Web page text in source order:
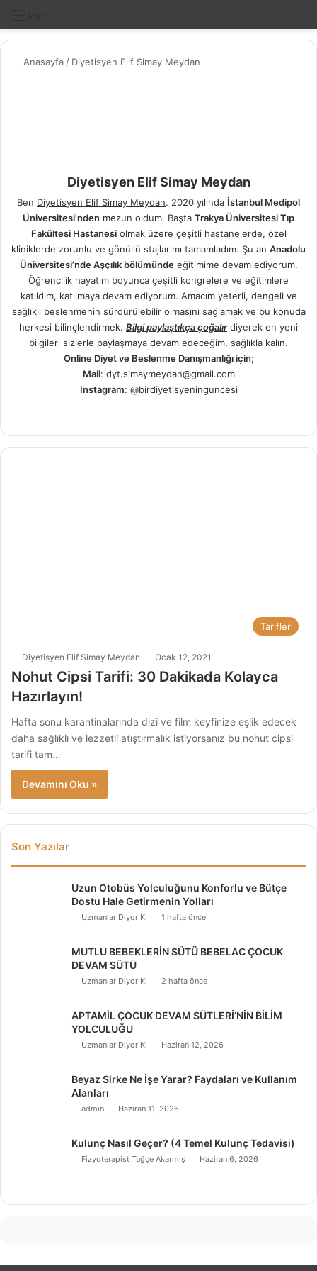
Anasayfa / Diyetisyen Elif Simay Meydan
Diyetisyen Elif Simay Meydan
Ben Diyetisyen Elif Simay Meydan. 2020 yılında İstanbul Medipol
Üniversitesi'nden mezun oldum. Başta Trakya Üniversitesi Tıp
Fakültesi Hastanesiolmak üzere çeşitli hastanelerde, özel
kliniklerde zorunlu ve gönüllü stajlarımı tamamladım. Şu an Anadolu
Üniversitesi’nde Aşçılık bölümündeeğitimime devam ediyorum.
Öğrencilik hayatım boyunca çeşitli kongrelere ve eğitimlere
katıldım, katılmaya devam ediyorum. Amacım yeterli, dengeli ve
sağlıklı beslenmenin sürdürülebilir olmasını sağlamak ve bu konuda
herkesi bilinçlendirmek. Bilgi paylaştıkça çoğalırdiyerek en yeni
bilgileri sizlerle paylaşmaya devam edeceğim, sağlıkla kalın.
Online Diyet ve Beslenme Danışmanlığı için;
Mail: dyt.simaymeydan@gmail.com
Instagram: @birdiyetisyeninguncesi
ra
Tarifler
Diyetisyen Elif Simay Meydan Ocak 12, 2021
Nohut Cipsi Tarifi: 30 Dakikada Kolayca
Hazırlayın!
Hafta sonu karantinalarında dizi ve film keyfinize eşlik edecek
daha sağlıklı ve lezzetli atıştırmalık istiyorsanız bu nohut cipsi
tarifi tam…
Devamını Oku »
Son Yazılar
Uzun Otobüs Yolculuğunu Konforlu ve Bütçe
Dostu Hale Getirmenin Yolları
Uzmanlar Diyor Ki 1 hafta önce
MUTLU BEBEKLERİN SÜTÜ BEBELAC ÇOCUK
DEVAM SÜTÜ
Uzmanlar Diyor Ki 2 hafta önce
APTAMİL ÇOCUK DEVAM SÜTLERİ’NİN BİLİM
YOLCULUĞU
Uzmanlar Diyor Ki Haziran 12, 2026
Beyaz Sirke Ne İşe Yarar? Faydaları ve Kullanım
Alanları
admin Haziran 11, 2026
Kulunç Nasıl Geçer? (4 Temel Kulunç Tedavisi)
Fizyoterapist Tuğçe Akarmış Haziran 6, 2026